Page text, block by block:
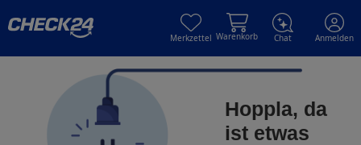
Merkzettel Warenkorb Chat Anmelden
Hoppla, da
ist etwas